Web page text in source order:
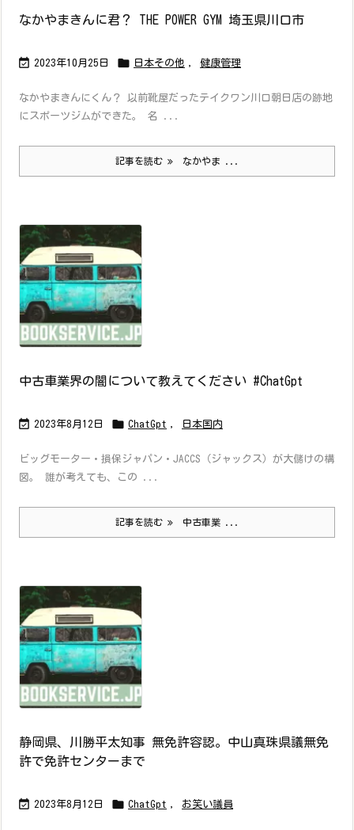
なかやまきんに君？ THE POWER GYM 埼玉県川口市
 2023年10月25日  日本その他 , 健康管理
なかやまきんにくん？ 以前靴屋だったテイクワン川口朝日店の跡地
にスポーツジムができた。 名 ...
記事を読む なかやま ...
中古車業界の闇について教えてください #ChatGpt
 2023年8月12日  ChatGpt , 日本国内
ビッグモーター・損保ジャパン・JACCS（ジャックス）が大儲けの構
図。 誰が考えても、この ...
記事を読む 中古車業 ...
静岡県、川勝平太知事 無免許容認。中山真珠県議無免
許で免許センターまで
 2023年8月12日  ChatGpt , お笑い議員